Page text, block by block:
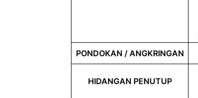
PONDOKAN / ANGKRINGAN
HIDANGAN PENUTUP